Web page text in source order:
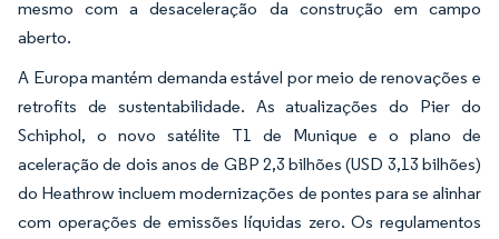
mesmo com a desaceleração da construção em campo
aberto.
A Europa mantém demanda estável por meio de renovações e
retrofits de sustentabilidade. As atualizações do Pier do
Schiphol, o novo satélite T1 de Munique e o plano de
aceleração de dois anos de GBP 2,3 bilhões (USD 3,13 bilhões)
do Heathrow incluem modernizações de pontes para se alinhar
com operações de emissões líquidas zero. Os regulamentos